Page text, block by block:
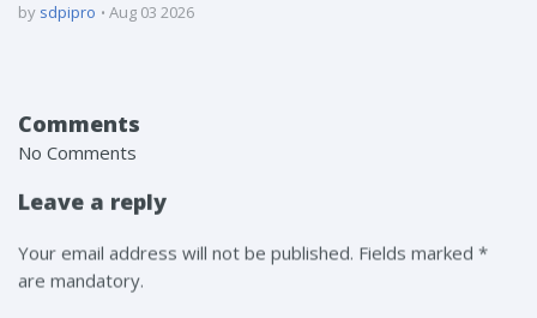
by sdpipro Aug 03 2026
Comments
No Comments
Leave a reply
Your email address will not be published. Fields marked *
are mandatory.